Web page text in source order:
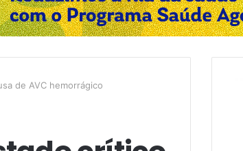
de AVC hemorrágico